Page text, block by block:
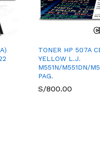
TONER HP 507A
YELLOW L.J.
M551N/M551DN/
PAG.
S/800.00